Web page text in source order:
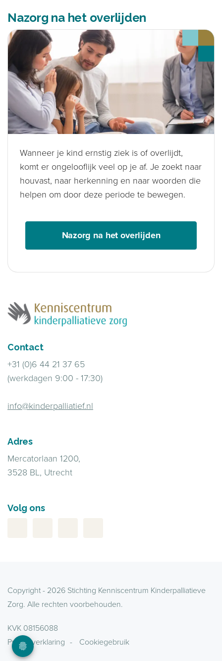
Nazorg na het overlijden
Wanneer je kind ernstig ziek is of overlijdt,
komt er ongelooflijk veel op je af. Je zoekt naar
houvast, naar herkenning en naar woorden die
helpen om door deze periode te bewegen.
Nazorg na het overlijden
Contact
+31 (0)6 44 21 37 65
(werkdagen 9:00 - 17:30)
info@kinderpalliatief.nl
Adres
Mercatorlaan 1200,
3528 BL, Utrecht
Volg ons
Copyright - 2026 Stichting Kenniscentrum Kinderpalliatieve
Zorg. Alle rechten voorbehouden.
KVK 08156088
Privacyverklaring
Cookiegebruik